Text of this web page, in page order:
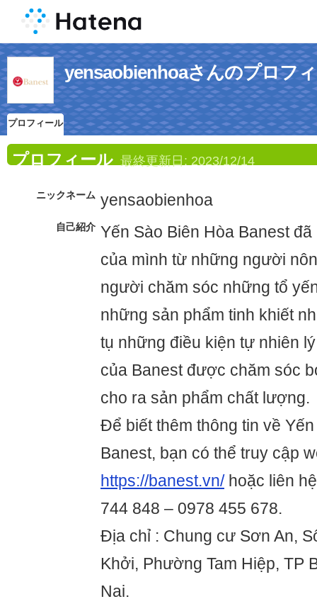
yensaobienhoaさんのプロフ
プロフィール
プロフィール 最終更新日: 2023/12/14
ニックネーム yensaobienhoa
自己紹介 Yến Sào Biên Hòa Banest
của mình từ những người
người chăm sóc những tổ
những sản phẩm tinh khiết
tụ những điều kiện tự nhiên
của Banest được chăm sóc
cho ra sản phẩm chất lượng.
Để biết thêm thông tin về
Banest, bạn có thể truy cập
https://banest.vn/hoặc liên
744 848 – 0978 455 678.
Địa chỉ : Chung cư Sơn An,
Khởi, Phường Tam Hiệp, TP
Nai.